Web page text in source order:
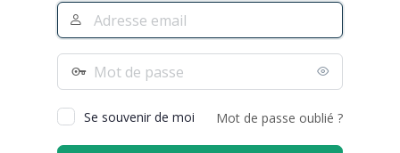
Adresse
Mot
Se souvenir de moi
Mot de passe oublié ?